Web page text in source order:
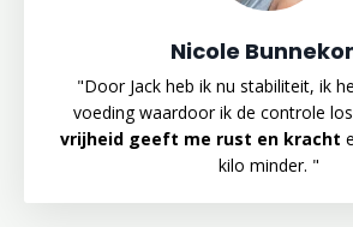
Nicole
"Door Jack heb ik nu stabiliteit, ik
voeding waardoor ik de controle
vrijheid geeft me rust en kracht
kilo minder. "